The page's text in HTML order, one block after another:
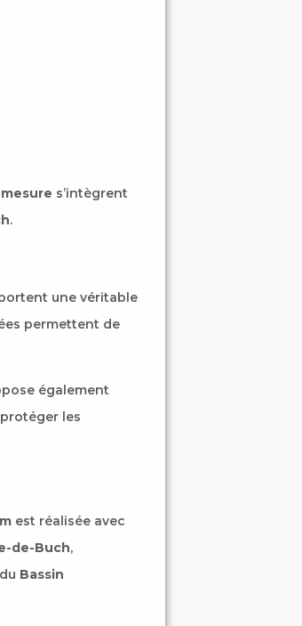
s’intègrent
.
une véritable
permettent de
également
les
est réalisée avec
de-Buch,
Bassin